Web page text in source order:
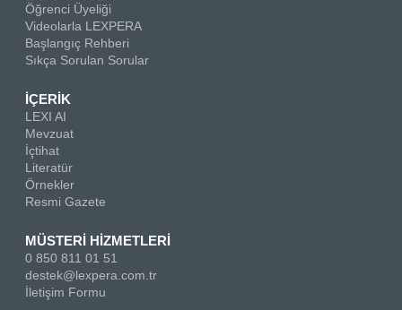
Öğrenci Üyeliği
Videolarla LEXPERA
Başlangıç Rehberi
Sıkça Sorulan Sorular
İÇERİK
LEXI AI
Mevzuat
İçtihat
Literatür
Örnekler
Resmi Gazete
MÜSTERİ HİZMETLERİ
0 850 811 01 51
destek@lexpera.com.tr
İletişim Formu